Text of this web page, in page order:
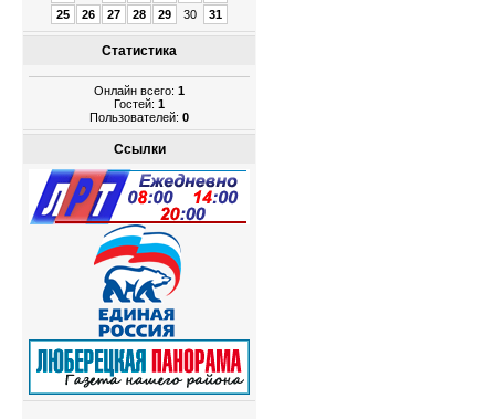
25
26 27 28 29 30 31
Статистика
Онлайн всего: 1
Гостей: 1
Пользователей: 0
Ссылки